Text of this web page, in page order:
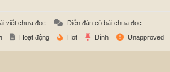
viết chưa đọc
Diễn đàn có bài chưa đọc
Hoạt động Hot Dính Unapproved